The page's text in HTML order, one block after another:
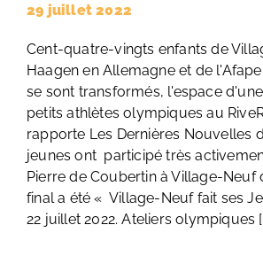
29 juillet 2022
Cent-quatre-vingts enfants de
Haagen en Allemagne et de
se sont transformés, l'espace
petits athlètes olympiques au
rapporte Les Dernières Nouvelles
jeunes ont participé très
Pierre de Coubertin à Village-
final a été « Village-Neuf fait ses
22 juillet 2022. Ateliers olympiques